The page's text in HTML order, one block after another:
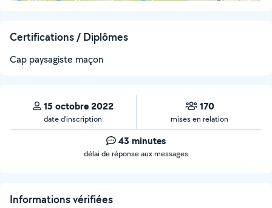
Certifications / Diplômes
Cap paysagiste maçon
15 octobre 2022
date d’inscription
170
mises en relation
43 minutes
délai de réponse aux messages
Informations vérifiées